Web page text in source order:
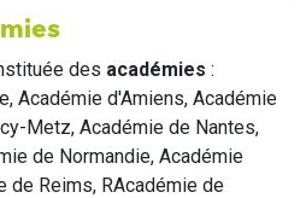
des académies :
Académie d'Amiens, Académie
Metz, Académie de Nantes,
de Normandie, Académie
de Reims, RAcadémie de